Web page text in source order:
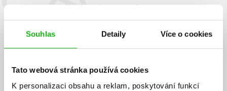
Souhlas Detaily Více o cookies
Tato webová stránka používá cookies
K personalizaci obsahu a reklam, poskytování funkcí
Budete to vědět jako první!
sleva, jaká běží soutěž o ceny? Přihlášením k odběru našich e-
mailových novineksouhlasíte se zpracováním osobních údajů.
Vaše e-
mailová
Vaše e-
mailová
Vaše e-mailová adresa Přihlásit se